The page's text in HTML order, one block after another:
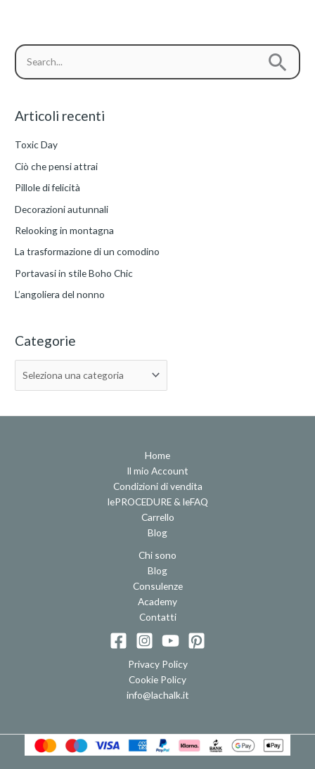
c
a
Articoli recenti
Toxic Day
Ciò che pensi attrai
Pillole di felicità
Decorazioni autunnali
Relooking in montagna
La trasformazione di un comodino
Portavasi in stile Boho Chic
L’angoliera del nonno
Categorie
C
a
e
o
r
i
e
Home
Il mio Account
Condizioni di vendita
lePROCEDURE & leFAQ
Carrello
Blog
Chi sono
Blog
Consulenze
Academy
Contatti
Privacy Policy
Cookie Policy
info@lachalk.it